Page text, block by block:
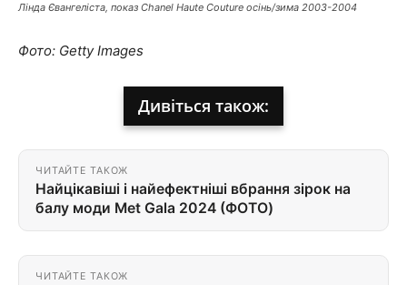
Лінда Євангеліста, показ Chanel Haute Couture осінь/зима 2003-2004
Фото: Getty Images
Дивіться також:
ЧИТАЙТЕ ТАКОЖ
Найцікавіші і найефектніші вбрання зірок на
балу моди Met Gala 2024 (ФОТО)
ЧИТАЙТЕ ТАКОЖ